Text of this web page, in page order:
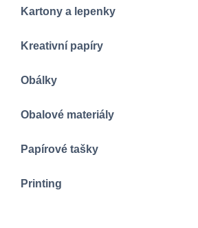
Kartony a lepenky
Kreativní papíry
Obálky
Obalové materiály
Papírové tašky
Printing